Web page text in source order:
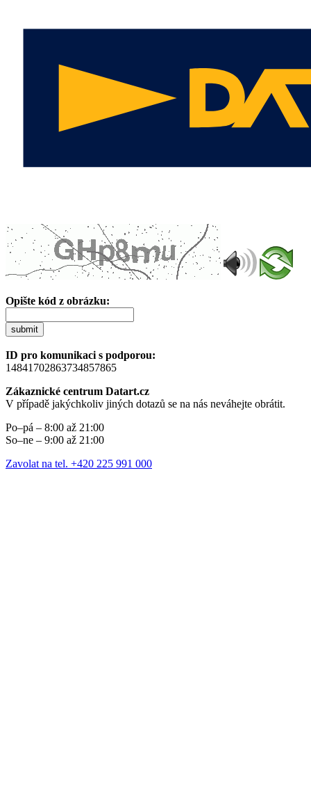
Opište kód z obrázku:
submit
ID pro komunikaci s podporou:
14841702863734857865
Zákaznické centrum Datart.cz
V případě jakýchkoliv jiných dotazů se na nás neváhejte obrátit.
Po–pá – 8:00 až 21:00
So–ne – 9:00 až 21:00
Zavolat na tel. +420 225 991 000